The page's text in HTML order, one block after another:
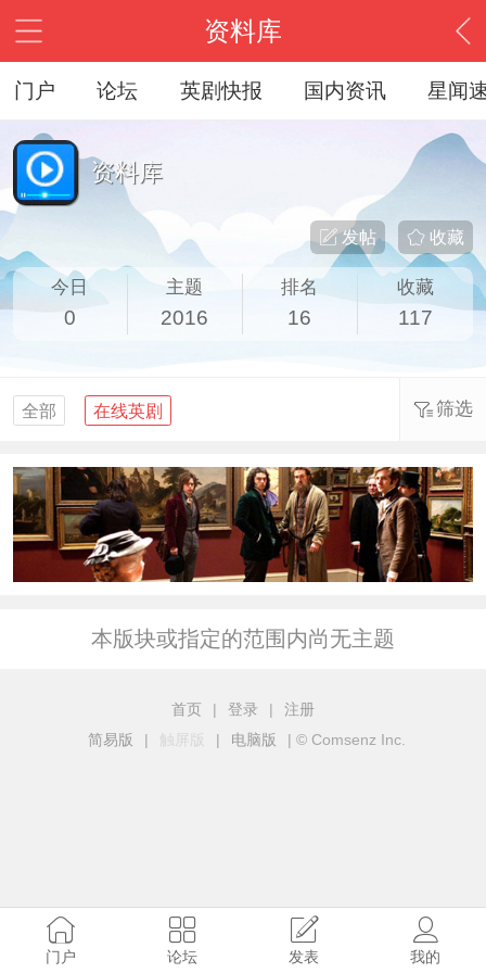
资料库
门户 论坛 英剧快报 国内资讯 星闻
资料库
收藏
发帖
今日
0
主题
2016
排名
16
收藏
117
全部 在线英剧 筛选
本版块或指定的范围内尚无主题
首页 | 登录 |
注册
简易版
| 触屏版 | 电脑版 | © Comsenz Inc.
门户 论坛 发表 我的